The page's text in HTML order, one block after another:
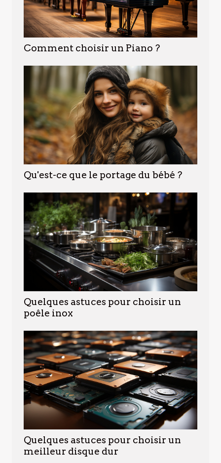
Comment choisir un Piano ?
Qu'est-ce que le portage du bébé ?
Quelques astuces pour choisir un
poêle inox
Quelques astuces pour choisir un
meilleur disque dur